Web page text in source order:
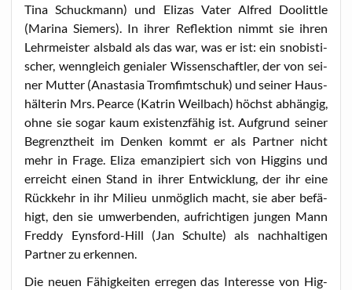
Tina Schuck­mann) und Eli­zas Vater Alfred Doo­litt­le
(Mari­na Sie­mers). In ihrer Reflek­ti­on nimmt sie ihren
Lehr­meis­ter als­bald als das war, was er ist: ein sno­bis­ti­
scher, wenn­gleich genia­ler Wis­sen­schaft­ler, der von sei­
ner Mut­ter (Ana­sta­sia Trom­fimt­schuk) und sei­ner Haus­
häl­te­rin Mrs. Pear­ce (Kat­rin Weil­bach) höchst abhän­gig,
ohne sie sogar kaum exis­tenz­fä­hig ist. Auf­grund sei­ner
Begrenzt­heit im Den­ken kommt er als Part­ner nicht
mehr in Fra­ge. Eli­za eman­zi­piert sich von Hig­gins und
erreicht einen Stand in ihrer Ent­wick­lung, der ihr eine
Rück­kehr in ihr Milieu unmög­lich macht, sie aber befä­
higt, den sie umwer­ben­den, auf­rich­ti­gen jun­gen Mann
Fred­dy Eyns­ford-Hill (Jan Schul­te) als nach­hal­ti­gen
Part­ner zu erkennen.
Die neu­en Fähig­kei­ten erre­gen das Inter­es­se von Hig­